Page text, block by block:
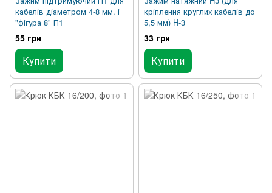
кабелів діаметром 4-8 мм. і
"фігура 8" П1
55 грн
Купити
кріплення круглих кабелів до
5,5 мм) H-3
33 грн
Купити